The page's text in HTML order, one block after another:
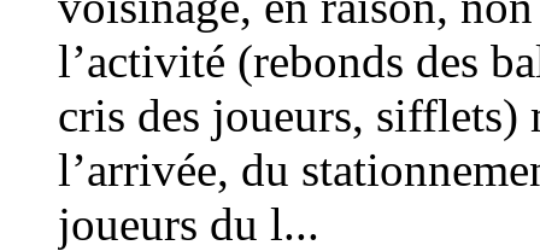
l’activité (rebonds des
cris des joueurs, sifflets)
l’arrivée, du
joueurs du l...